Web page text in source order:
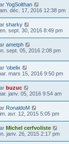
YogSolthan
déc. 17, 2016 12:38 pm
sharky
sept. 30, 2016 8:49 pm
ametph
sept. 05, 2016 2:08 pm
'obelix
mars 15, 2016 9:50 pm
buzuc
janv. 05, 2016 9:54 am
RonaldoM
avr. 12, 2015 5:05 pm
Michel cerfvoliste
janv. 26, 2015 2:17 pm